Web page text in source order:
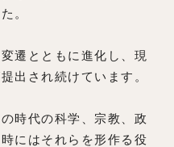
。
遷とともに進化し、現
出され続けています。
時代の科学、宗教、政
にはそれらを形作る役